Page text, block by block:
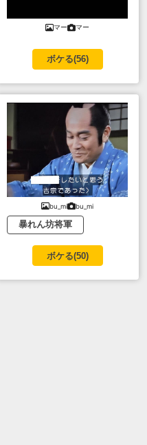
マー マー
ボケる(56)
bu_mi bu_mi
暴れん坊将軍
ボケる(50)